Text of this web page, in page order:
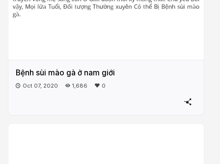
Bệnh sùi mào gà ở nam giới
Oct 07, 2020 1,686 0